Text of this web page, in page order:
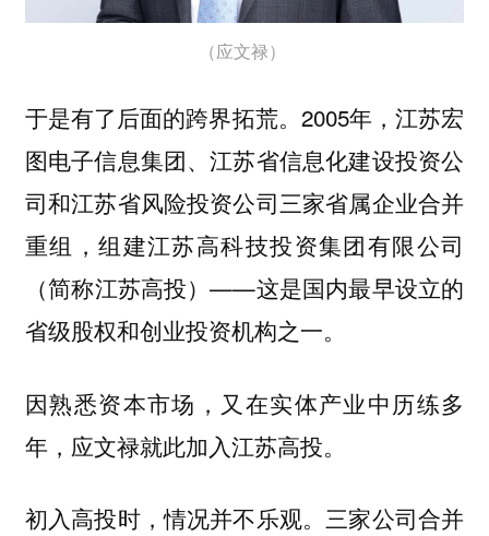
（应文禄）
于是有了后面的跨界拓荒。2005年，江苏宏
图电子信息集团、江苏省信息化建设投资公
司和江苏省风险投资公司三家省属企业合并
重组，组建江苏高科技投资集团有限公司
（简称江苏高投）——这是国内最早设立的
省级股权和创业投资机构之一。
因熟悉资本市场，又在实体产业中历练多
年，应文禄就此加入江苏高投。
初入高投时，情况并不乐观。三家公司合并